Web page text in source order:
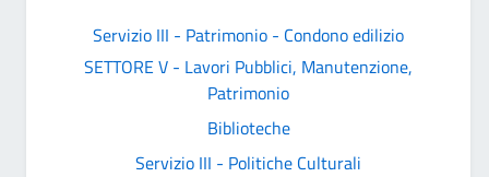
Servizio III - Patrimonio - Condono edilizio
SETTORE V - Lavori Pubblici, Manutenzione,
Patrimonio
Biblioteche
Servizio III - Politiche Culturali